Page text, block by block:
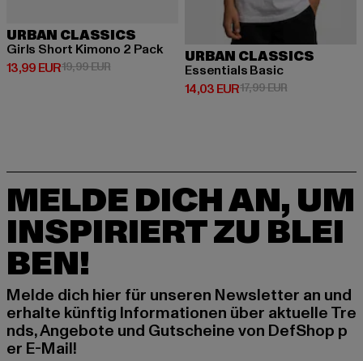
URBAN CLASSICS
Girls Short Kimono 2 Pack
13,99 EUR
Derzeitiger Preis: 13,99 EUR
19,99 EURAktionspreis: 19,99 EUR
URBAN CLASSICS
Essentials Basic
14,03 EUR
Derzeitiger Preis: 14,03 EUR
17,99 EURAktionspreis:
MELDE DICH AN, UM
INSPIRIERT ZU BLEI
BEN!
Melde dich hier für unseren Newsletter an und
erhalte künftig Informationen über aktuelle Tre
nds, Angebote und Gutscheine von DefShop p
er E-Mail!